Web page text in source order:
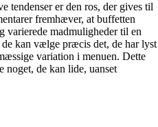
tendenser er den ros, der gives til
fremhæver, at buffetten
varierede madmuligheder til en
kan vælge præcis det, de har lyst
variation i menuen. Dette
noget, de kan lide, uanset